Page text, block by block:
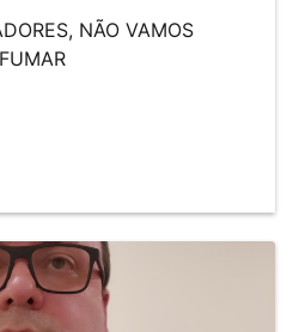
NÃO VAMOS